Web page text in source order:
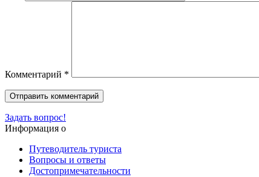
Комментарий *
Задать вопрос!
Информация о
Путеводитель туриста
Вопросы и ответы
Достопримечательности